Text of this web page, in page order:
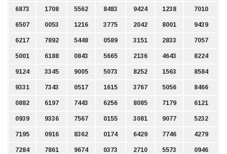
6873 1708 5562 8483 9424 1238 7010
6507 0053 1216 3775 2042 8001 9439
6217 7892 5448 0589 3151 2833 7057
5001 6188 0843 5665 2136 4643 8224
9124 3345 9005 5073 8252 1563 8584
9331 7343 0517 1615 3767 5056 8466
0882 6197 7443 6256 8085 7179 6121
0939 9336 7567 0155 3081 9077 5232
7195 0916 8362 0174 6429 7746 4279
7284 7861 9674 0373 2710 5573 0946